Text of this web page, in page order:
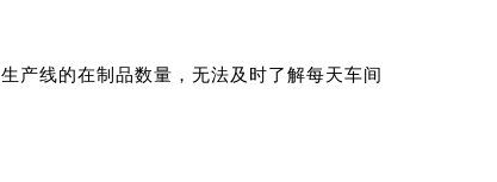
产线的在制品数量，无法及时了解每天车间